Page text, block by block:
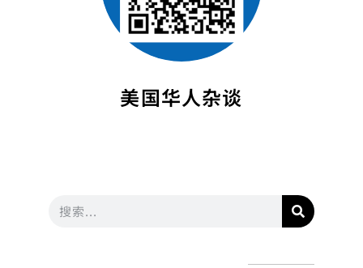
美国华人杂谈